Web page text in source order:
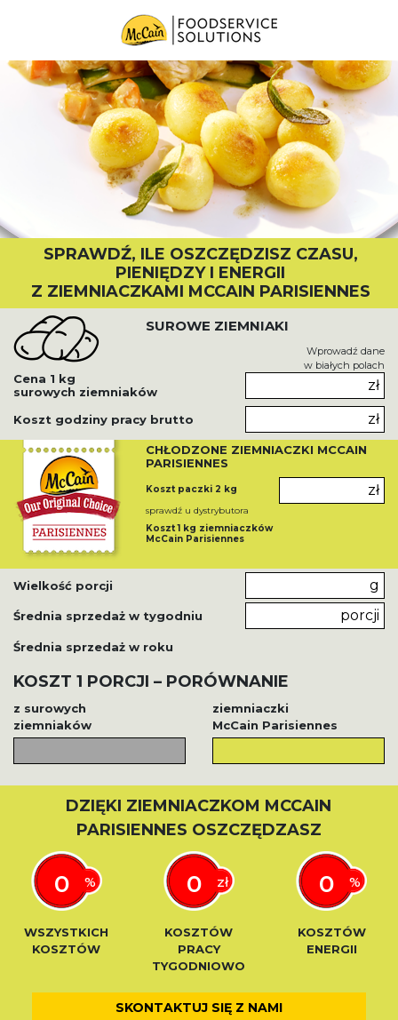
SPRAWDŹ, ILE OSZCZĘDZISZ CZASU,
PIENIĘDZY I ENERGII
Z ZIEMNIACZKAMI MCCAIN PARISIENNES
SUROWE ZIEMNIAKI
Wprowadź dane
w białych polach
Cena 1 kg
surowych ziemniaków
zł
Koszt godziny pracy brutto zł
CHŁODZONE ZIEMNIACZKI MCCAIN
PARISIENNES
Koszt paczki 2 kg
sprawdź u dystrybutora
zł
Koszt 1 kg ziemniaczków
McCain Parisiennes
Wielkość porcji g
Średnia sprzedaż w tygodniu porcji
Średnia sprzedaż w roku
KOSZT 1 PORCJI – PORÓWNANIE
z surowych
ziemniaków
ziemniaczki
McCain Parisiennes
DZIĘKI ZIEMNIACZKOM MCCAIN
PARISIENNES OSZCZĘDZASZ
0 %
WSZYSTKICH
KOSZTÓW
0 zł
KOSZTÓW
PRACY
TYGODNIOWO
0 %
KOSZTÓW
ENERGII
SKONTAKTUJ SIĘ Z NAMI